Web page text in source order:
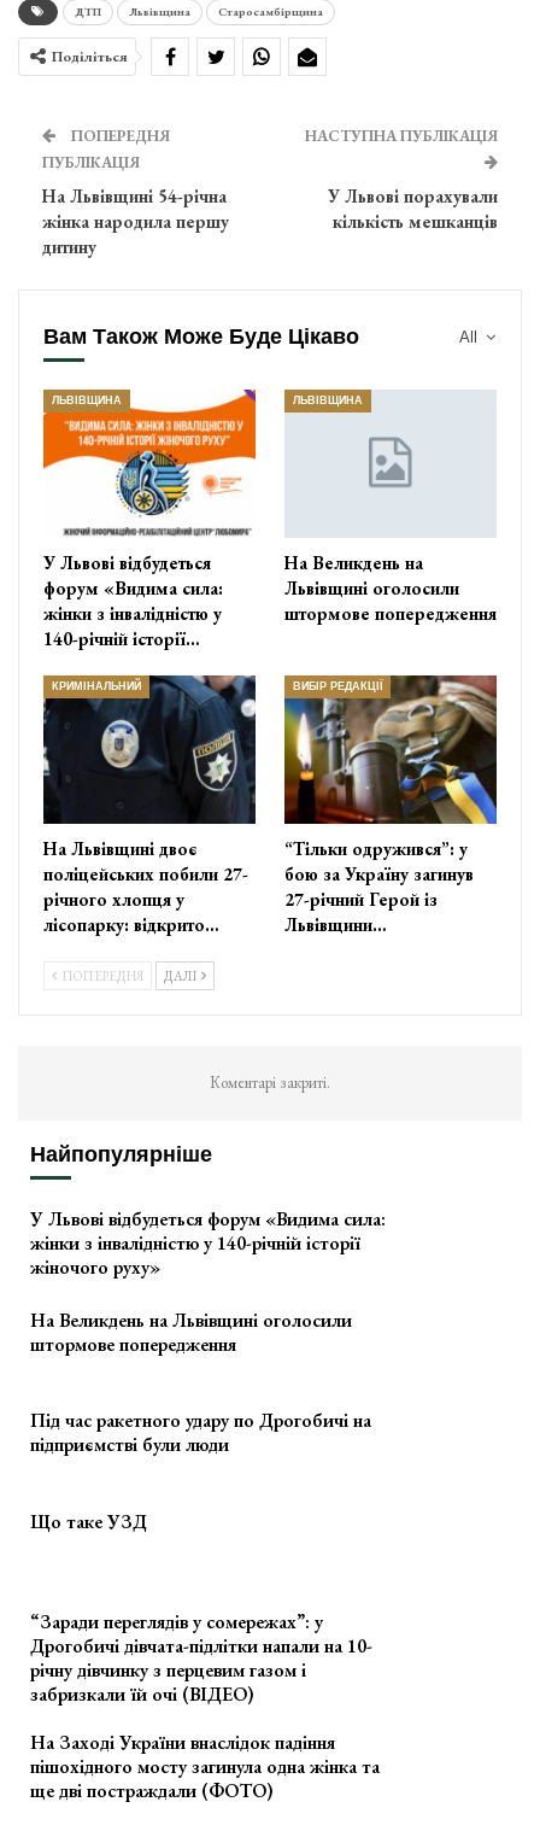
ДТП Львівщина Старосамбірщина
Поділіться
ПОПЕРЕДНЯ
ПУБЛІКАЦІЯ
На Львівщині 54-річна
жінка народила першу
дитину
НАСТУПНА ПУБЛІКАЦІЯ
У Львові порахували
кількість мешканців
All
Вам Також Може Буде Цікаво
ЛЬВІВЩИНА
У Львові відбудеться
форум «Видима сила:
жінки з інвалідністю у
140-річній історії…
ЛЬВІВЩИНА
На Великдень на
Львівщині оголосили
штормове попередження
КРИМІНАЛЬНИЙ
На Львівщині двоє
поліцейських побили 27-
річного хлопця у
лісопарку: відкрито…
ВИБІР РЕДАКЦІЇ
“Тільки одружився”: у
бою за Україну загинув
27-річний Герой із
Львівщини…
ПОПЕРЕДНЯ ДАЛІ
Коментарі закриті.
Найпопулярніше
У Львові відбудеться форум «Видима сила:
жінки з інвалідністю у 140-річній історії
жіночого руху»
На Великдень на Львівщині оголосили
штормове попередження
Під час ракетного удару по Дрогобичі на
підприємстві були люди
Що таке УЗД
“Заради переглядів у сомережах”: у
Дрогобичі дівчата-підлітки напали на 10-
річну дівчинку з перцевим газом і
забризкали їй очі (ВІДЕО)
На Заході України внаслідок падіння
пішохідного мосту загинула одна жінка та
ще дві постраждали (ФОТО)